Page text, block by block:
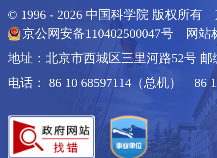
© 1996 - 2026 中国科学院 版权所有
京公网安备110402500047号 网站
地址：北京市西城区三里河路52号 邮
电话： 86 10 68597114（总机） 86